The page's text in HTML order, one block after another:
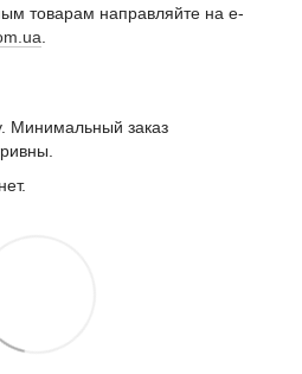
товарам направляйте на e-
Минимальный заказ